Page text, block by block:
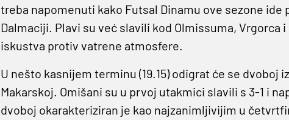
treba napomenuti kako Futsal Dinamu ove sezone
Dalmaciji. Plavi su već slavili kod Olmissuma, Vrgorca
iskustva protiv vatrene atmosfere.
U nešto kasnijem terminu (19.15) odigrat će se dvoboj
Makarskoj. Omišani su u prvoj utakmici slavili s 3-1 i
dvoboj okarakteriziran je kao najzanimljivijim u